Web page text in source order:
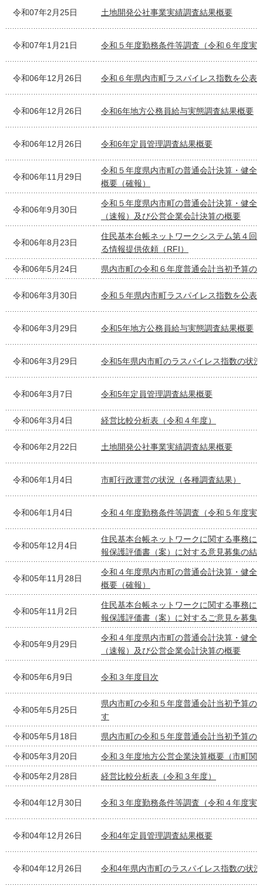
令和07年2月25日 土地開発公社事業実績調査結果概要
令和07年1月21日 令和５年度勤務条件等調査（令和６年度実
令和06年12月26日 令和６年県内市町ラスパイレス指数を公表
令和06年12月26日 令和6年地方公務員給与実態調査結果概要
令和06年12月26日 令和6年定員管理調査結果概要
令和06年11月29日
令和５年度県内市町の普通会計決算・健全
概要（確報）
令和06年9月30日
令和５年度県内市町の普通会計決算・健全
（速報）及び公営企業会計決算の概要
令和06年8月23日
住民基本台帳ネットワークシステム第４回
る情報提供依頼（RFI）
令和06年5月24日 県内市町の令和６年度普通会計当初予算の
令和06年3月30日 令和５年県内市町ラスパイレス指数を公表
令和06年3月29日 令和5年地方公務員給与実態調査結果概要
令和06年3月29日 令和5年県内市町のラスパイレス指数の状況
令和06年3月7日 令和5年定員管理調査結果概要
令和06年3月4日 経営比較分析表（令和４年度）
令和06年2月22日 土地開発公社事業実績調査結果概要
令和06年1月4日 市町行政運営の状況（各種調査結果）
令和06年1月4日 令和４年度勤務条件等調査（令和５年度実
令和05年12月4日
住民基本台帳ネットワークに関する事務に
報保護評価書（案）に対する意見募集の結
令和05年11月28日
令和４年度県内市町の普通会計決算・健全
概要（確報）
令和05年11月2日
住民基本台帳ネットワークに関する事務に
報保護評価書（案）に対するご意見を募集
令和05年9月29日
令和４年度県内市町の普通会計決算・健全
（速報）及び公営企業会計決算の概要
令和05年6月9日 令和３年度目次
令和05年5月25日
県内市町の令和５年度普通会計当初予算の
す
令和05年5月18日 県内市町の令和５年度普通会計当初予算の
令和05年3月20日 令和３年度地方公営企業決算概要（市町関
令和05年2月28日 経営比較分析表（令和３年度）
令和04年12月30日 令和３年度勤務条件等調査（令和４年度実
令和04年12月26日 令和4年定員管理調査結果概要
令和04年12月26日 令和4年県内市町のラスパイレス指数の状況